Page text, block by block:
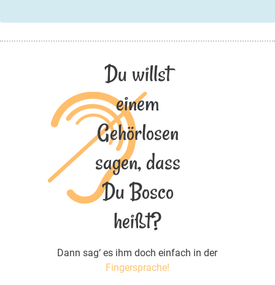
Du willst
einem
Gehörlosen
sagen, dass
Du Bosco
heißt?
Dann sag‘ es ihm doch einfach in der
Fingersprache!